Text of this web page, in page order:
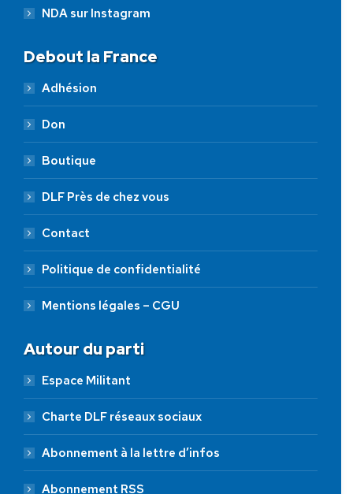
NDA sur Instagram
Debout la France
Adhésion
Don
Boutique
DLF Près de chez vous
Contact
Politique de confidentialité
Mentions légales – CGU
Autour du parti
Espace Militant
Charte DLF réseaux sociaux
Abonnement à la lettre d’infos
Abonnement RSS